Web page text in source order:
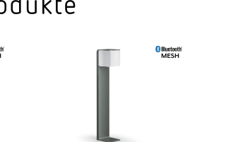
Ja, STEINEL LED-
°C)